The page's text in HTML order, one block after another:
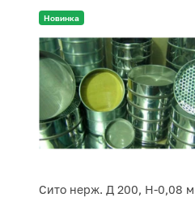
Новинка
Сито нерж. Д 200, Н-0,08